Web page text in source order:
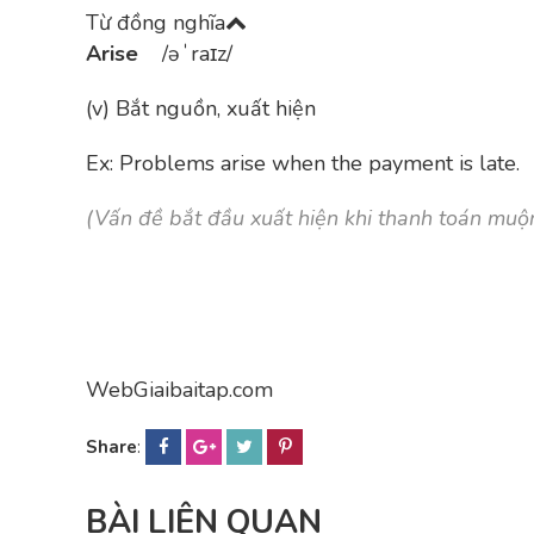
Từ đồng nghĩa
Arise
/əˈraɪz/
(v) Bắt nguồn, xuất hiện
Ex: Problems arise when the payment is late.
(Vấn đề bắt đầu xuất hiện khi thanh toán
WebGiaibaitap.com
Share:
BÀI LIÊN QUAN